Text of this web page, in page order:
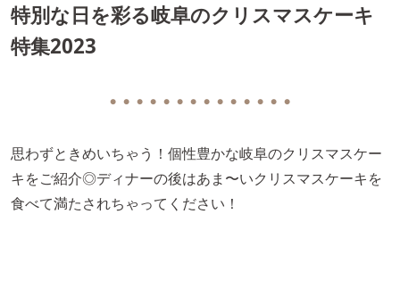
特別な日を彩る岐阜のクリスマスケーキ
特集2023
● ● ● ● ● ● ● ● ● ● ● ● ● ●
思わずときめいちゃう！個性豊かな岐阜のクリスマスケー
キをご紹介◎ディナーの後はあま〜いクリスマスケーキを
食べて満たされちゃってください！